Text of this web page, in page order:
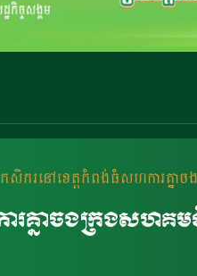
កសិករនៅខេត្តកំពង់ធំសហការគ្នា
គ្នាចងក្រងសហគម